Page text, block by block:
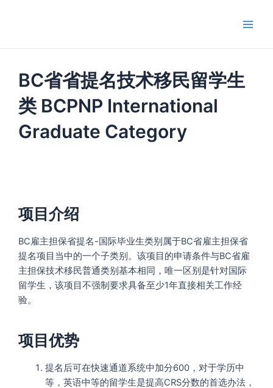
BC省省提名技术移民留学生
类 BCPNP International
Graduate Category
项目介绍
BC雇主担保省提名-国际毕业生类别属于BC省雇主担保省
提名项目当中的一个子类别。该项目的申请条件与BC省雇
主担保技术移民普通类别基本相同，唯一区别是针对国际
留学生，该项目不强制要求具备至少1年直接相关工作经
验。
项目优势
提名后可在快速通道系统中加分600，对于学历中
等，英语中等的留学生是提高CRS分数的首选办法，